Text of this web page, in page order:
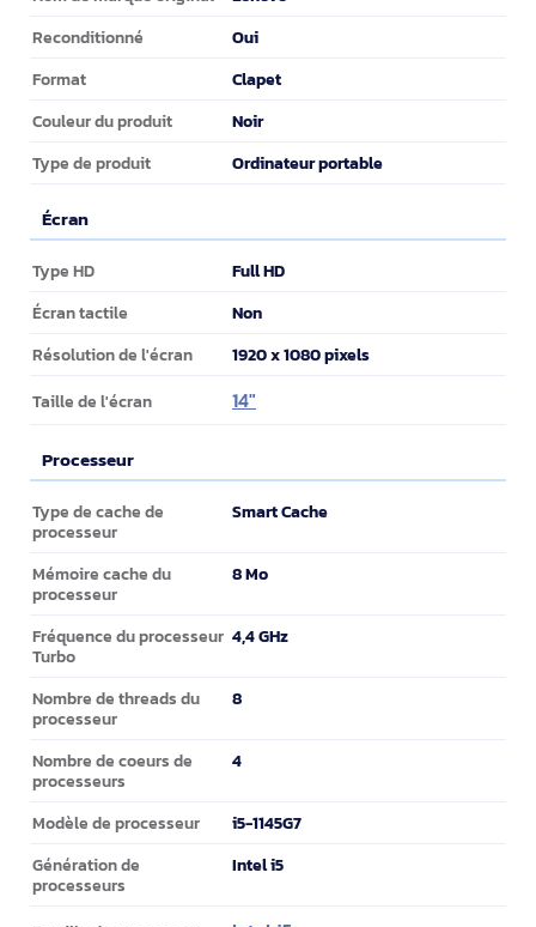
Reconditionné Oui
Format Clapet
Couleur du produit Noir
Type de produit Ordinateur portable
Écran
Écran
Type HD Full HD
Écran tactile Non
Résolution de l'écran 1920 x 1080 pixels
Taille de l'écran 14"
Processeur
Processeur
Type de cache de
processeur
Smart Cache
Mémoire cache du
processeur
8 Mo
Fréquence du processeur
Turbo
4,4 GHz
Nombre de threads du
processeur
8
Nombre de coeurs de
processeurs
4
Modèle de processeur i5-1145G7
Génération de
processeurs
Intel i5